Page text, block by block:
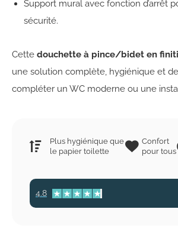
Support mural avec fonction d’arrêt
sécurité.
Cette douchette à pince/bidet en
une solution complète, hygiénique et
compléter un WC moderne ou une
Plus hygiénique que
le papier toilette
Confort
pour tous
4.8